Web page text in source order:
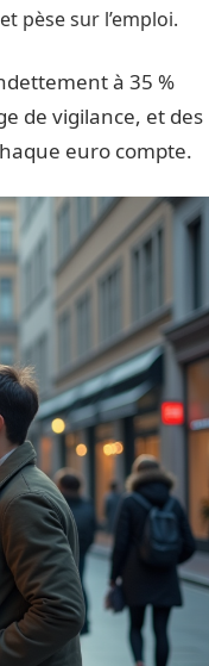
pèse sur l’emploi.
à 35 %
de vigilance, et des
euro compte.